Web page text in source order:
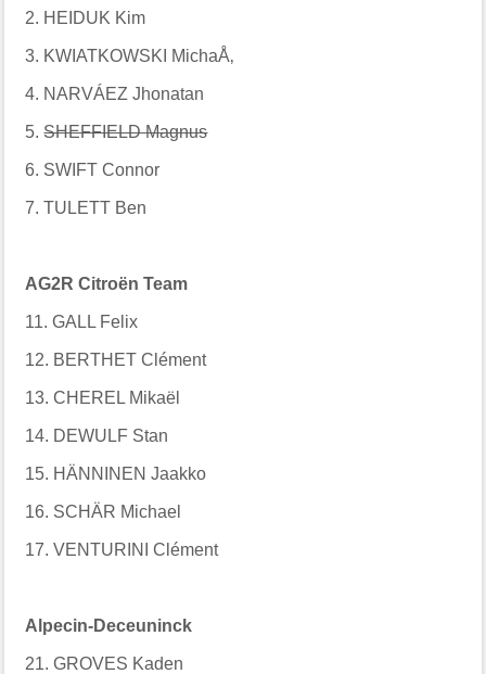
2. HEIDUK Kim
3. KWIATKOWSKI MichaÅ‚
4. NARVÁEZ Jhonatan
5.SHEFFIELD Magnus
6. SWIFT Connor
7. TULETT Ben
AG2R Citroën Team
11. GALL Felix
12. BERTHET Clément
13. CHEREL Mikaël
14. DEWULF Stan
15. HÄNNINEN Jaakko
16. SCHÄR Michael
17. VENTURINI Clément
Alpecin-Deceuninck
21. GROVES Kaden